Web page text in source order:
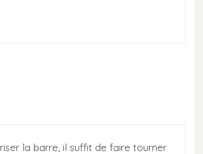
la barre, il suffit de faire tourner